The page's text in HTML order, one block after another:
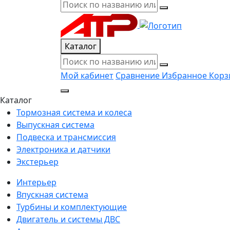
Каталог
Мой кабинет Сравнение Избранное
Каталог
Тормозная система и колеса
Выпускная система
Подвеска и трансмиссия
Электроника и датчики
Экстерьер
Интерьер
Впускная система
Турбины и комплектующие
Двигатель и системы ДВС